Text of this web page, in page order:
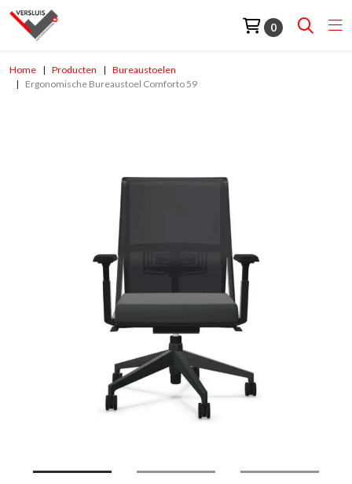
0
Home Producten
Bureaustoelen
Ergonomische Bureaustoel Comforto 59